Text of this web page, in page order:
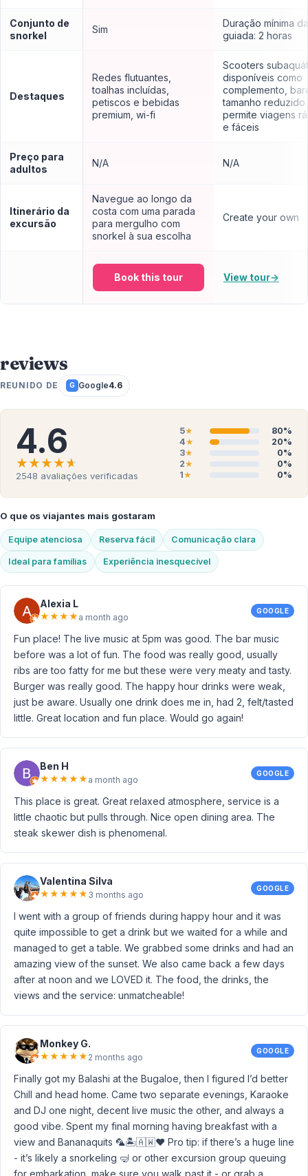
Conjunto de
snorkel
Sim
Duração mínima
guiada: 2 horas
Destaques
Redes flutuantes,
toalhas incluídas,
petiscos e bebidas
premium, wi-fi
Scooters
disponíveis como
complemento,
tamanho reduzido
permite viagens
e fáceis
Preço para
adultos
N/A N/A
Itinerário da
excursão
Navegue ao longo da
costa com uma parada
para mergulho com
snorkel à sua escolha
Create your own
Book this tour View tour→
reviews
REUNIDO DE G Google4.6
4.6
★★★★★
★★★★★
2548 avaliações verificadas
5★
80%
4★
20%
3★
0%
2★
0%
1★ 0%
O que os viajantes mais gostaram
Equipe atenciosa Reserva fácil Comunicação clara
Ideal para famílias Experiência inesquecível
Alexia L
★★★★ a month ago
GOOGLE
Fun place! The live music at 5pm was good. The bar music
before was a lot of fun. The food was really good, usually
ribs are too fatty for me but these were very meaty and tasty.
Burger was really good. The happy hour drinks were weak,
just be aware. Usually one drink does me in, had 2, felt/tasted
little. Great location and fun place. Would go again!
Ben H
★★★★★ a month ago
GOOGLE
This place is great. Great relaxed atmosphere, service is a
little chaotic but pulls through. Nice open dining area. The
steak skewer dish is phenomenal.
Valentina Silva
★★★★★ 3 months ago
GOOGLE
I went with a group of friends during happy hour and it was
quite impossible to get a drink but we waited for a while and
managed to get a table. We grabbed some drinks and had an
amazing view of the sunset. We also came back a few days
after at noon and we LOVED it. The food, the drinks, the
views and the service: unmatcheable!
Monkey G.
★★★★★ 2 months ago
GOOGLE
Finally got my Balashi at the Bugaloe, then I figured I’d better
Chill and head home. Came two separate evenings, Karaoke
and DJ one night, decent live music the other, and always a
good vibe. Spent my final morning having breakfast with a
view and Bananaquits 🦜🏝️🇦🇼♥️ Pro tip: if there’s a huge line
- it’s likely a snorkeling 🤿 or other excursion group queuing
for embarkation, make sure you walk past it - or grab a